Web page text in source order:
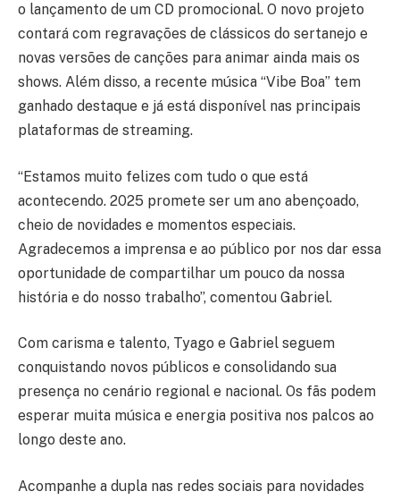
o lançamento de um CD promocional. O novo projeto
contará com regravações de clássicos do sertanejo e
novas versões de canções para animar ainda mais os
shows. Além disso, a recente música “Vibe Boa” tem
ganhado destaque e já está disponível nas principais
plataformas de streaming.
“Estamos muito felizes com tudo o que está
acontecendo. 2025 promete ser um ano abençoado,
cheio de novidades e momentos especiais.
Agradecemos a imprensa e ao público por nos dar essa
oportunidade de compartilhar um pouco da nossa
história e do nosso trabalho”, comentou Gabriel.
Com carisma e talento, Tyago e Gabriel seguem
conquistando novos públicos e consolidando sua
presença no cenário regional e nacional. Os fãs podem
esperar muita música e energia positiva nos palcos ao
longo deste ano.
Acompanhe a dupla nas redes sociais para novidades